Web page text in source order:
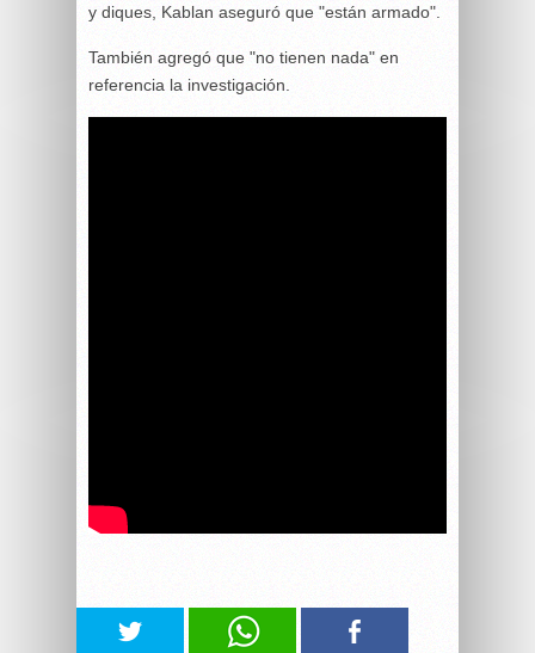
y diques, Kablan aseguró que "están armado".
También agregó que "no tienen nada" en
referencia la investigación.